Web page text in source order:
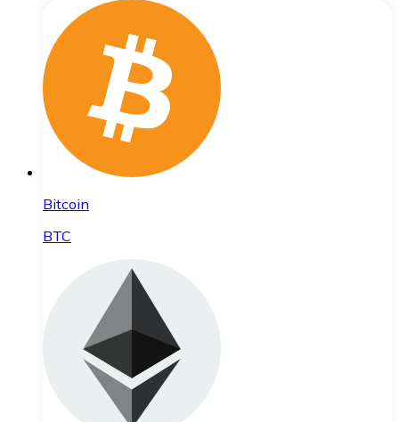
Bitcoin
BTC